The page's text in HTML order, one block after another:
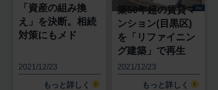
「資産の組み換
え」を決断。相続
対策にもメド
2021/12/23
もっと詳しく
築50年超の賃貸マ
ンション(目黒区)
を「リファイニン
グ建築」で再生
2021/12/23
もっと詳しく